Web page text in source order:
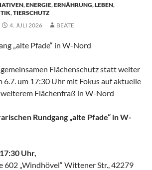
,ENERGIE,ERNÄHRUNG,LEBEN,
,TIERSCHUTZ
4. JULI 2026 BEATE
„alte Pfade“ in W-Nord
Flächenschutz statt weiter
6.7. um 17:30 Uhr mit Fokus auf aktuelle
Flächenfraß in W-Nord
Rundgang „alte Pfade“ in W-
Uhr,
602 „Windhövel“ Wittener Str., 42279